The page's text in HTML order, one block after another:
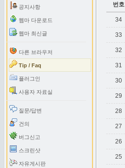
공지사항
웹마 다운로드
웹마 최신글
다른 브라우저
Tip / Faq
플러그인
사용자 자료실
질문/답변
건의
버그신고
스크린샷
자유게시판
번호
34
33
32
31
30
29
28
27
26
25